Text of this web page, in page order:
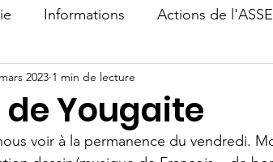
Informations Actions de
de Yougaite
2023 1 min de lecture
voir à la permanence du vendredi.